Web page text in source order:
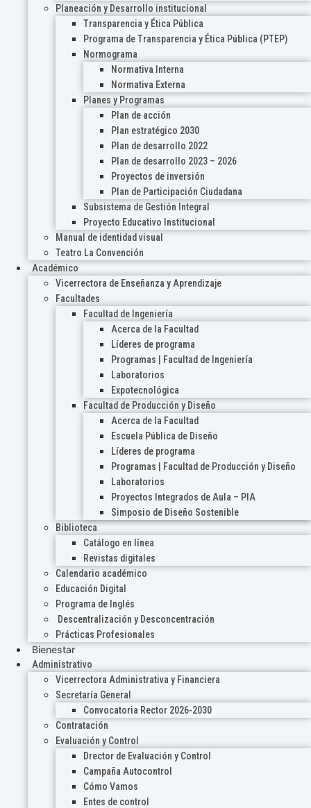
Planeación y Desarrollo institucional
Transparencia y Ética Pública
Programa de Transparencia y Ética Pública (PTEP)
Normograma
Normativa Interna
Normativa Externa
Planes y Programas
Plan de acción
Plan estratégico 2030
Plan de desarrollo 2022
Plan de desarrollo 2023 – 2026
Proyectos de inversión
Plan de Participación Ciudadana
Subsistema de Gestión Integral
Proyecto Educativo Institucional
Manual de identidad visual
Teatro La Convención
Académico
Vicerrectora de Enseñanza y Aprendizaje
Facultades
Facultad de Ingeniería
Acerca de la Facultad
Líderes de programa
Programas | Facultad de Ingeniería
Laboratorios
Expotecnológica
Facultad de Producción y Diseño
Acerca de la Facultad
Escuela Pública de Diseño
Líderes de programa
Programas | Facultad de Producción y Diseño
Laboratorios
Proyectos Integrados de Aula – PIA
Simposio de Diseño Sostenible
Biblioteca
Catálogo en línea
Revistas digitales
Calendario académico
Educación Digital
Programa de Inglés
Descentralización y Desconcentración
Prácticas Profesionales
Bienestar
Administrativo
Vicerrectora Administrativa y Financiera
Secretaría General
Convocatoria Rector 2026-2030
Contratación
Evaluación y Control
Drector de Evaluación y Control
Campaña Autocontrol
Cómo Vamos
Entes de control